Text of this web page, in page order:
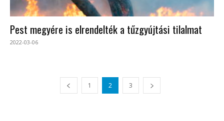
Pest megyére is elrendelték a tűzgyújtási tilalmat
2022-03-06
1 2 3